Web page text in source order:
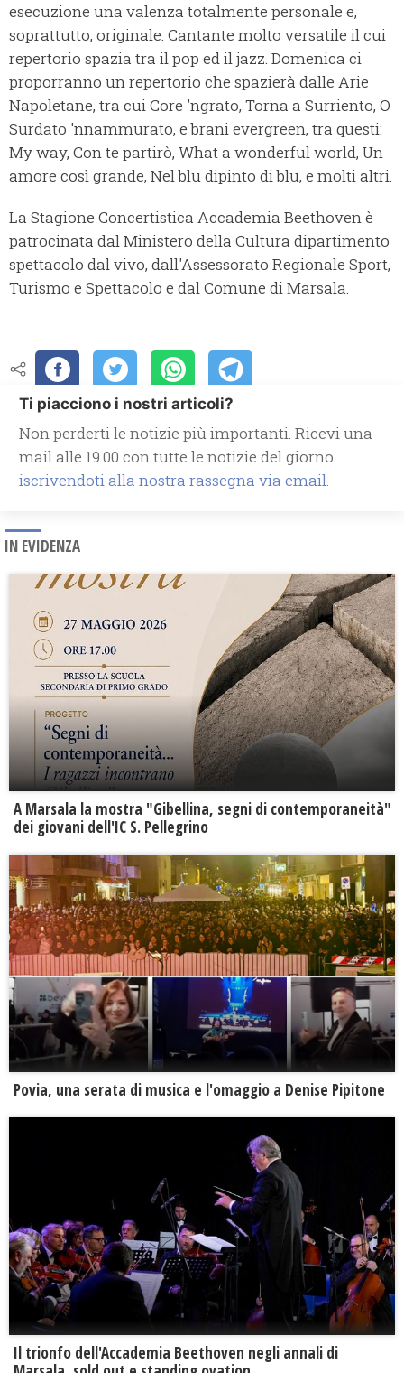
esecuzione una valenza totalmente personale e,
soprattutto, originale. Cantante molto versatile il cui
repertorio spazia tra il pop ed il jazz. Domenica ci
proporranno un repertorio che spazierà dalle Arie
Napoletane, tra cui Core 'ngrato, Torna a Surriento, O
Surdato 'nnammurato, e brani evergreen, tra questi:
My way, Con te partirò, What a wonderful world, Un
amore così grande, Nel blu dipinto di blu, e molti altri.
La Stagione Concertistica Accademia Beethoven è
patrocinata dal Ministero della Cultura dipartimento
spettacolo dal vivo, dall'Assessorato Regionale Sport,
Turismo e Spettacolo e dal Comune di Marsala.
Ti piacciono i nostri articoli?
Non perderti le notizie più importanti. Ricevi una
mail alle 19.00 con tutte le notizie del giorno
iscrivendoti alla nostra rassegna via email.
IN EVIDENZA
A Marsala la mostra "Gibellina, segni di contemporaneità"
dei giovani dell'IC S. Pellegrino
Povia, una serata di musica e l'omaggio a Denise Pipitone
Il trionfo dell'Accademia Beethoven negli annali di